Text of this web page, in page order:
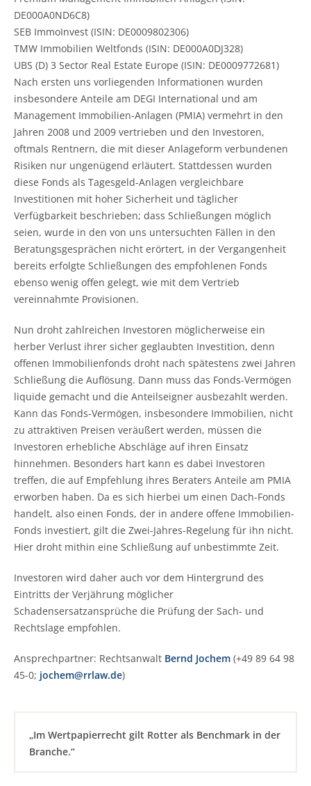
DE000A0ND6C8)
SEB ImmoInvest (ISIN: DE0009802306)
TMW Immobilien Weltfonds (ISIN: DE000A0DJ328)
UBS (D) 3 Sector Real Estate Europe (ISIN: DE0009772681)
Nach ersten uns vorliegenden Informationen wurden
insbesondere Anteile am DEGI International und am
Management Immobilien-Anlagen (PMIA) vermehrt in den
Jahren 2008 und 2009 vertrieben und den Investoren,
oftmals Rentnern, die mit dieser Anlageform verbundenen
Risiken nur ungenügend erläutert. Stattdessen wurden
diese Fonds als Tagesgeld-Anlagen vergleichbare
Investitionen mit hoher Sicherheit und täglicher
Verfügbarkeit beschrieben; dass Schließungen möglich
seien, wurde in den von uns untersuchten Fällen in den
Beratungsgesprächen nicht erörtert, in der Vergangenheit
bereits erfolgte Schließungen des empfohlenen Fonds
ebenso wenig offen gelegt, wie mit dem Vertrieb
vereinnahmte Provisionen.
Nun droht zahlreichen Investoren möglicherweise ein
herber Verlust ihrer sicher geglaubten Investition, denn
offenen Immobilienfonds droht nach spätestens zwei Jahren
Schließung die Auflösung. Dann muss das Fonds-Vermögen
liquide gemacht und die Anteilseigner ausbezahlt werden.
Kann das Fonds-Vermögen, insbesondere Immobilien, nicht
zu attraktiven Preisen veräußert werden, müssen die
Investoren erhebliche Abschläge auf ihren Einsatz
hinnehmen. Besonders hart kann es dabei Investoren
treffen, die auf Empfehlung ihres Beraters Anteile am PMIA
erworben haben. Da es sich hierbei um einen Dach-Fonds
handelt, also einen Fonds, der in andere offene Immobilien-
Fonds investiert, gilt die Zwei-Jahres-Regelung für ihn nicht.
Hier droht mithin eine Schließung auf unbestimmte Zeit.
Investoren wird daher auch vor dem Hintergrund des
Eintritts der Verjährung möglicher
Schadensersatzansprüche die Prüfung der Sach- und
Rechtslage empfohlen.
Ansprechpartner: Rechtsanwalt Bernd Jochem (+49 89 64 98
45-0; jochem@rrlaw.de)
„Im Wertpapierrecht gilt Rotter als Benchmark in der
Branche.“